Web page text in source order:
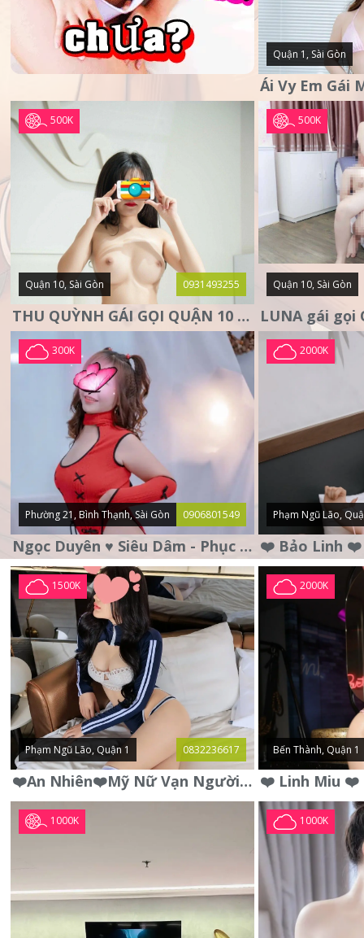
Quận 1, Sài Gòn
500K
Quận 10, Sài Gòn 0931493255
THU QUỲNH GÁI GỌI QUẬN 10 – MẶT XINH DA TRẮNG – SANG
500K
Quận 10, Sài Gòn
300K
Phường 21, Bình Thạnh, Sài Gòn 0906801549
Ngọc Duyên ♥️ Siêu Dâm - Phục Vụ Tận Tình - Chu Đáo
2000K
Phạm Ngũ Lão,
1500K
Phạm Ngũ Lão, Quận 1 0832236617
❤️An Nhiên❤️Mỹ Nữ Vạn Người Mê,Da Trắng, Mặt Xynh, Đẹp Từng
2000K
Bến Thành, Quận 1
1000K 1000K